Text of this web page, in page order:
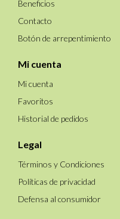
Beneficios
Contacto
Botón de arrepentimiento
Mi cuenta
Mi cuenta
Favoritos
Historial de pedidos
Legal
Términos y Condiciones
Políticas de privacidad
Defensa al consumidor